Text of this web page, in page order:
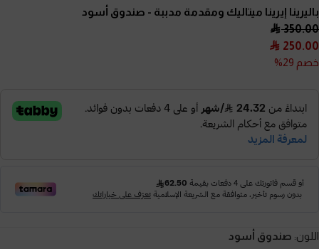
باليرينا إيرينا ميتاليك ومقدمة مدببة - صندوق أسود
350.00
250.00
خصم 29%
اللون: صندوق أسود